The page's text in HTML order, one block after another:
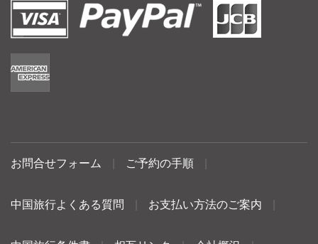
お問合せフォーム ご予約の手順
中国旅行よくある質問 お支払い方法のご案内